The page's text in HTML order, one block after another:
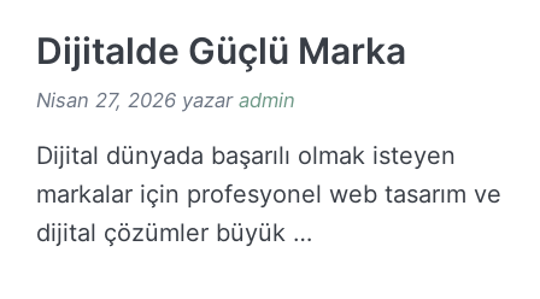
Dijitalde Güçlü Marka
Nisan 27, 2026 yazar admin
Dijital dünyada başarılı olmak isteyen
markalar için profesyonel web tasarım ve
dijital çözümler büyük …